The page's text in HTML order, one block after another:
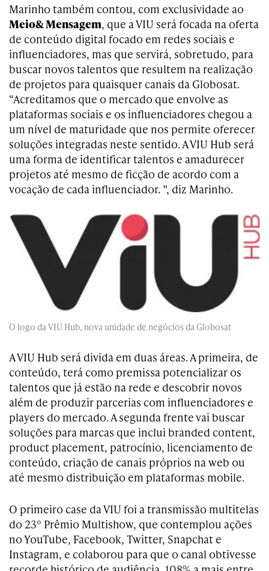
Marinho também contou, com exclusividade ao
Meio& Mensagem, que a VIU será focada na oferta
de conteúdo digital focado em redes sociais e
influenciadores, mas que servirá, sobretudo, para
buscar novos talentos que resultem na realização
de projetos para quaisquer canais da Globosat.
“Acreditamos que o mercado que envolve as
plataformas sociais e os influenciadores chegou a
um nível de maturidade que nos permite oferecer
soluções integradas neste sentido. A VIU Hub será
uma forma de identificar talentos e amadurecer
projetos até mesmo de ficção de acordo com a
vocação de cada influenciador. ”, diz Marinho.
O logo da VIU Hub, nova unidade de negócios da Globosat
A VIU Hub será divida em duas áreas. A primeira, de
conteúdo, terá como premissa potencializar os
talentos que já estão na rede e descobrir novos
além de produzir parcerias com influenciadores e
players do mercado. A segunda frente vai buscar
soluções para marcas que inclui branded content,
product placement, patrocínio, licenciamento de
conteúdo, criação de canais próprios na web ou
até mesmo distribuição em plataformas mobile.
O primeiro case da VIU foi a transmissão multitelas
do 23º Prêmio Multishow, que contemplou ações
no YouTube, Facebook, Twitter, Snapchat e
Instagram, e colaborou para que o canal obtivesse